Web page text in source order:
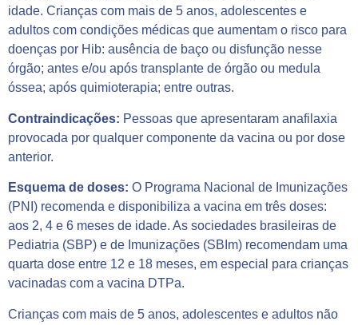
idade. Crianças com mais de 5 anos, adolescentes e
adultos com condições médicas que aumentam o risco para
doenças por Hib: ausência de baço ou disfunção nesse
órgão; antes e/ou após transplante de órgão ou medula
óssea; após quimioterapia; entre outras.
Contraindicações: Pessoas que apresentaram anafilaxia
provocada por qualquer componente da vacina ou por dose
anterior.
Esquema de doses: O Programa Nacional de Imunizações
(PNI) recomenda e disponibiliza a vacina em três doses:
aos 2, 4 e 6 meses de idade. As sociedades brasileiras de
Pediatria (SBP) e de Imunizações (SBIm) recomendam uma
quarta dose entre 12 e 18 meses, em especial para crianças
vacinadas com a vacina DTPa.
Crianças com mais de 5 anos, adolescentes e adultos não